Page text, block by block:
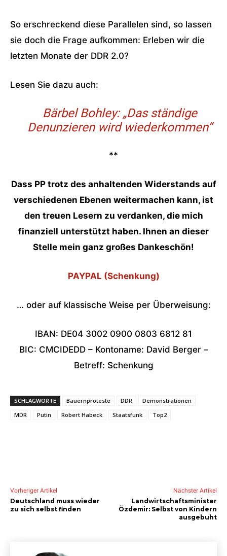
So erschreckend diese Parallelen sind, so lassen
sie doch die Frage aufkommen: Erleben wir die
letzten Monate der DDR 2.0?
Lesen Sie dazu auch:
Bärbel Bohley: „Das ständige
Denunzieren wird wiederkommen“
**
Dass PP trotz des anhaltenden Widerstands auf
verschiedenen Ebenen weitermachen kann, ist
den treuen Lesern zu verdanken, die mich
finanziell unterstützt haben. Ihnen an dieser
Stelle mein ganz großes Dankeschön!
PAYPAL (Schenkung)
… oder auf klassische Weise per Überweisung:
IBAN: DE04 3002 0900 0803 6812 81
BIC: CMCIDEDD – Kontoname: David Berger –
Betreff: Schenkung
SCHLAGWORTE Bauernproteste DDR
Demonstrationen
MDR
Putin Robert Habeck Staatsfunk Top2
Vorheriger Artikel
Deutschland muss wieder
zu sich selbst finden
Nächster Artikel
Landwirtschaftsminister
Özdemir: Selbst von Kindern
ausgebuht